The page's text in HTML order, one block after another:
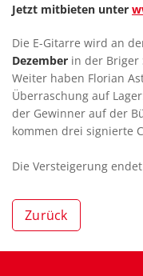
Jetzt mitbieten unter
Die E-Gitarre wird an
Dezember in der Briger
Weiter haben Florian
Überraschung auf
der Gewinner auf der
kommen drei signierte
Die Versteigerung
Zurück